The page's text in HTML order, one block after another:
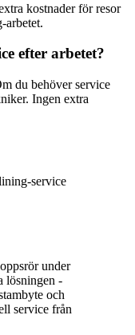
kostnader för resor
arbetet.
efter arbetet?
du behöver service
Ingen extra
service
under
lösningen -
och
service från